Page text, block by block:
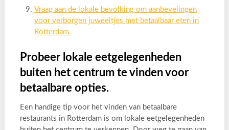
Vraag aan de lokale bevolking om aanbevelingen
voor verborgen juweeltjes met betaalbaar eten in
Rotterdam.
Probeer lokale eetgelegenheden
buiten het centrum te vinden voor
betaalbare opties.
Een handige tip voor het vinden van betaalbare
restaurants in Rotterdam is om lokale eetgelegenheden